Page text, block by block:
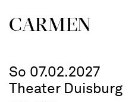
CARMEN
So 07.02.2027
Theater Duisburg